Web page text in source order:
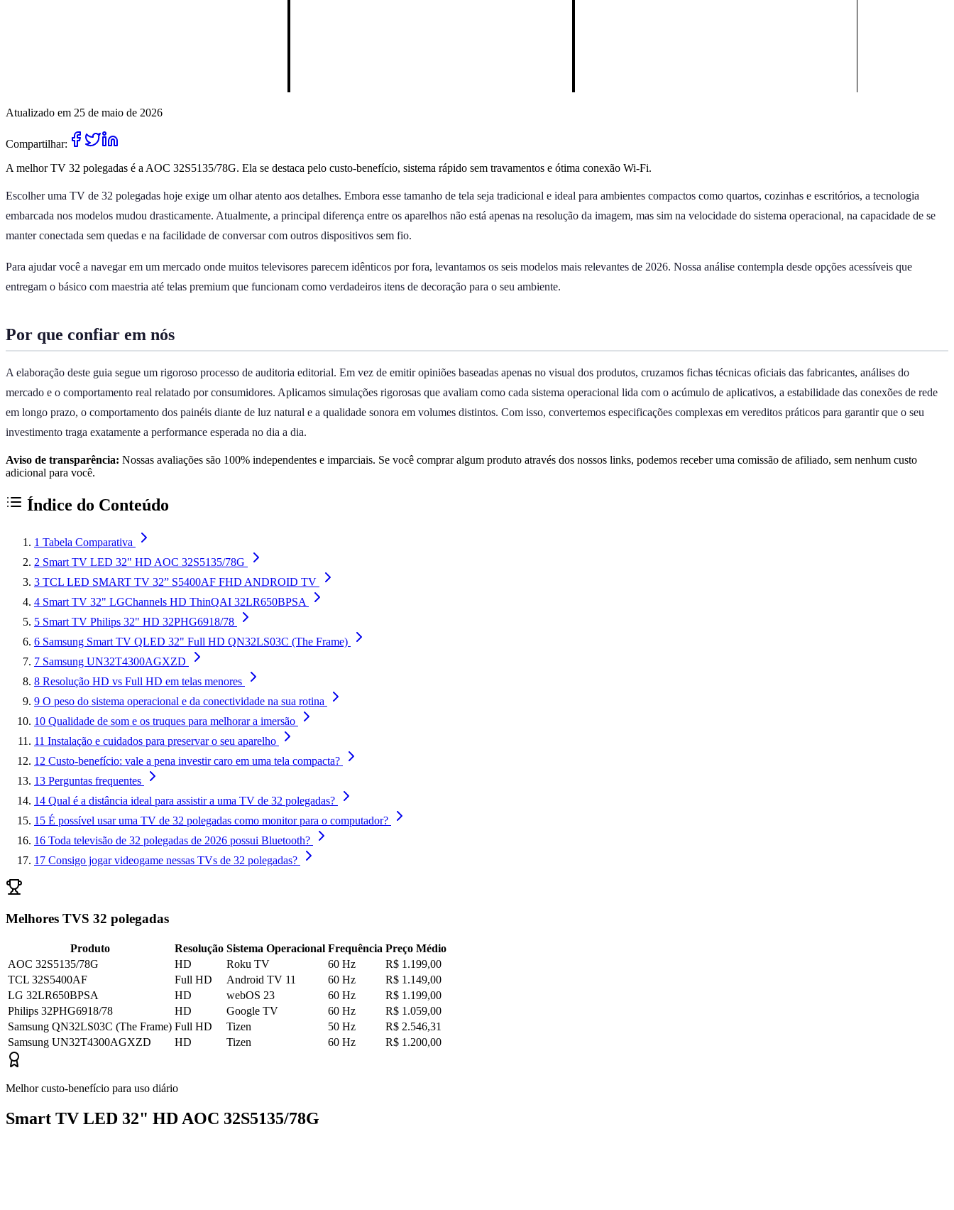
Atualizado em 25 de maio de 2026
Compartilhar:
A melhor TV 32 polegadas é a AOC 32S5135/78G. Ela se destaca pelo custo-benefício, sistema rápido sem travamentos e ótima conexão Wi-Fi.
Escolher uma TV de 32 polegadas hoje exige um olhar atento aos detalhes. Embora esse tamanho de tela seja tradicional e ideal para ambientes compactos como quartos, cozinhas e escritórios, a tecnologia
embarcada nos modelos mudou drasticamente. Atualmente, a principal diferença entre os aparelhos não está apenas na resolução da imagem, mas sim na velocidade do sistema operacional, na capacidade de se
manter conectada sem quedas e na facilidade de conversar com outros dispositivos sem fio.
Para ajudar você a navegar em um mercado onde muitos televisores parecem idênticos por fora, levantamos os seis modelos mais relevantes de 2026. Nossa análise contempla desde opções acessíveis que
entregam o básico com maestria até telas premium que funcionam como verdadeiros itens de decoração para o seu ambiente.
Por que confiar em nós
A elaboração deste guia segue um rigoroso processo de auditoria editorial. Em vez de emitir opiniões baseadas apenas no visual dos produtos, cruzamos fichas técnicas oficiais das fabricantes, análises do
mercado e o comportamento real relatado por consumidores. Aplicamos simulações rigorosas que avaliam como cada sistema operacional lida com o acúmulo de aplicativos, a estabilidade das conexões de rede
em longo prazo, o comportamento dos painéis diante de luz natural e a qualidade sonora em volumes distintos. Com isso, convertemos especificações complexas em vereditos práticos para garantir que o seu
investimento traga exatamente a performance esperada no dia a dia.
Aviso de transparência: Nossas avaliações são 100% independentes e imparciais. Se você comprar algum produto através dos nossos links, podemos receber uma comissão de afiliado, sem nenhum custo
adicional para você.
Índice do Conteúdo
1 Tabela Comparativa
2 Smart TV LED 32" HD AOC 32S5135/78G
3 TCL LED SMART TV 32” S5400AF FHD ANDROID TV
4 Smart TV 32" LGChannels HD ThinQAI 32LR650BPSA
5 Smart TV Philips 32" HD 32PHG6918/78
6 Samsung Smart TV QLED 32" Full HD QN32LS03C (The Frame)
7 Samsung UN32T4300AGXZD
8 Resolução HD vs Full HD em telas menores
9 O peso do sistema operacional e da conectividade na sua rotina
10 Qualidade de som e os truques para melhorar a imersão
11 Instalação e cuidados para preservar o seu aparelho
12 Custo-benefício: vale a pena investir caro em uma tela compacta?
13 Perguntas frequentes
14 Qual é a distância ideal para assistir a uma TV de 32 polegadas?
15 É possível usar uma TV de 32 polegadas como monitor para o computador?
16 Toda televisão de 32 polegadas de 2026 possui Bluetooth?
17 Consigo jogar videogame nessas TVs de 32 polegadas?
Melhores TVS 32 polegadas
Produto Resolução Sistema Operacional Frequência Preço Médio
AOC 32S5135/78G
HD Roku TV 60 Hz
R$ 1.199,00
TCL 32S5400AF
Full HD Android TV 11 60 Hz
R$ 1.149,00
LG 32LR650BPSA
HD webOS 23 60 Hz
R$ 1.199,00
Philips 32PHG6918/78
HD Google TV 60 Hz
R$ 1.059,00
Samsung QN32LS03C (The Frame) Full HD Tizen 50 Hz
R$ 2.546,31
Samsung UN32T4300AGXZD
HD Tizen 60 Hz R$ 1.200,00
Melhor custo-benefício para uso diário
Smart TV LED 32" HD AOC 32S5135/78G